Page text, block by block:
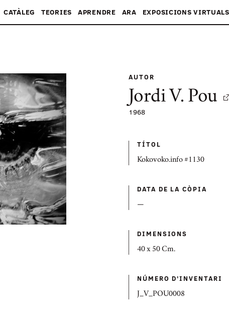
CATÀLEG TEORIES APRENDRE ARA EXPOSICIONS VIRTUALS
AUTOR
Jordi V. Pou
1968
TÍTOL
Kokovoko.info #1130
DATA DE LA CÒPIA
—
DIMENSIONS
40 x 50 Cm.
NÚMERO D'INVENTARI
J_V_POU0008